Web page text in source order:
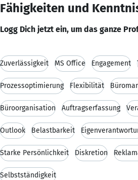
Fähigkeiten und
Logg Dich jetzt ein, um das ganze
Zuverlässigkeit MS Office Engagement
Prozessoptimierung Flexibilität
Büroorganisation Auftragserfassung
Outlook Belastbarkeit
Starke Persönlichkeit Diskretion
Selbstständigkeit